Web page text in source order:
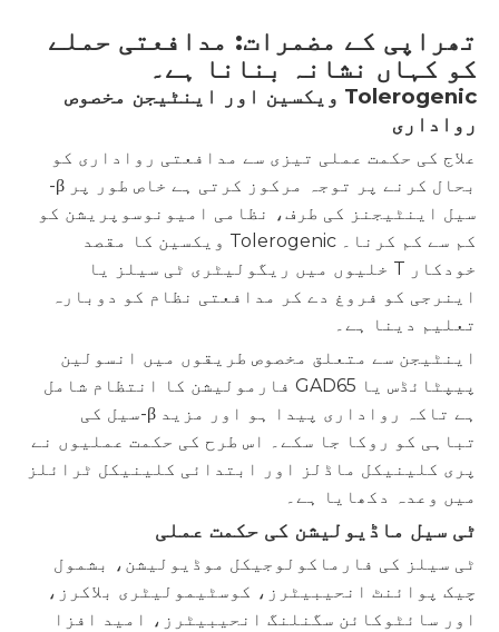
تھراپی کے مضمرات: مدافعتی حملے
کو کہاں نشانہ بنانا ہے۔
Tolerogenic ویکسین اور اینٹیجن مخصوص
رواداری
علاج کی حکمت عملی تیزی سے مدافعتی رواداری کو
بحال کرنے پر توجہ مرکوز کرتی ہے خاص طور پر β-
سیل اینٹیجنز کی طرف، نظامی امیونوسوپریشن کو
کم سے کم کرنا۔ Tolerogenic ویکسین کا مقصد
خودکار T خلیوں میں ریگولیٹری ٹی سیلز یا
اینرجی کو فروغ دے کر مدافعتی نظام کو دوبارہ
تعلیم دینا ہے۔
اینٹیجن سے متعلق مخصوص طریقوں میں انسولین
پیپٹائڈس یا GAD65 فارمولیشن کا انتظام شامل
ہے تاکہ رواداری پیدا ہو اور مزید β-سیل کی
تباہی کو روکا جا سکے۔ اس طرح کی حکمت عملیوں نے
پری کلینیکل ماڈلز اور ابتدائی کلینیکل ٹرائلز
میں وعدہ دکھایا ہے۔
ٹی سیل ماڈیولیشن کی حکمت عملی
ٹی سیلز کی فارماکولوجیکل موڈیولیشن، بشمول
چیک پوائنٹ انحیبیٹرز، کوسٹیمولیٹری بلاکرز،
اور سائٹوکائن سگنلنگ انحیبیٹرز، امید افزا